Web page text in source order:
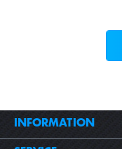
INFORMATION